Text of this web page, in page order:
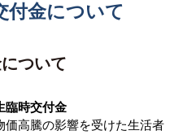
付金について
ついて
臨時交付金
高騰の影響を受けた生活者